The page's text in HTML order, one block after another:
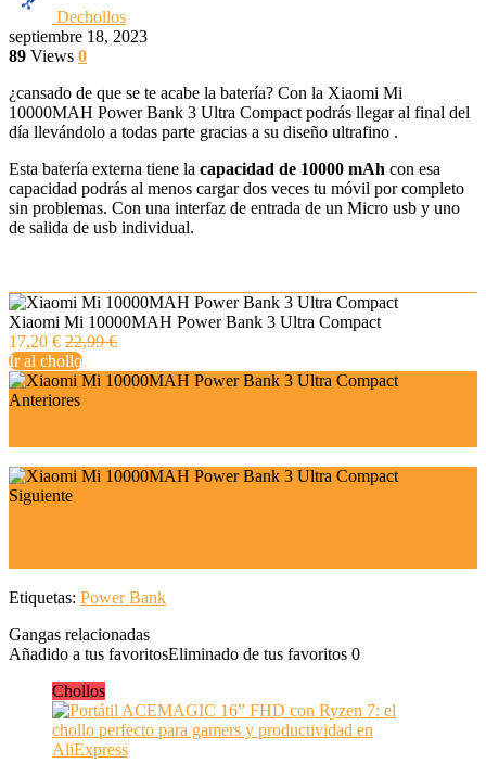
Dechollos
septiembre 18, 2023
89 Views 0
¿cansado de que se te acabe la batería? Con la Xiaomi Mi
10000MAH Power Bank 3 Ultra Compact podrás llegar al final del
día llevándolo a todas parte gracias a su diseño ultrafino .
Esta batería externa tiene la capacidad de 10000 mAh con esa
capacidad podrás al menos cargar dos veces tu móvil por completo
sin problemas. Con una interfaz de entrada de un Micro usb y uno
de salida de usb individual.
Xiaomi Mi 10000MAH Power Bank 3 Ultra Compact
17,20 € 22,99 €
Ir al chollo
Anteriores
Siguiente
Etiquetas: Power Bank
Gangas relacionadas
Añadido a tus favoritosEliminado de tus favoritos 0
Chollos